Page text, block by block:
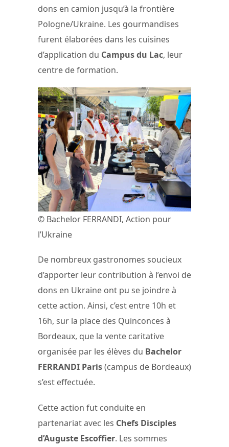
dons en camion jusqu’à la frontière
Pologne/Ukraine. Les gourmandises
furent élaborées dans les cuisines
d’application du Campus du Lac, leur
centre de formation.
© Bachelor FERRANDI, Action pour
l’Ukraine
De nombreux gastronomes soucieux
d’apporter leur contribution à l’envoi de
dons en Ukraine ont pu se joindre à
cette action. Ainsi, c’est entre 10h et
16h, sur la place des Quinconces à
Bordeaux, que la vente caritative
organisée par les élèves du Bachelor
FERRANDI Paris(campus de Bordeaux)
s’est effectuée.
Cette action fut conduite en
partenariat avec les Chefs Disciples
d’Auguste Escoffier. Les sommes